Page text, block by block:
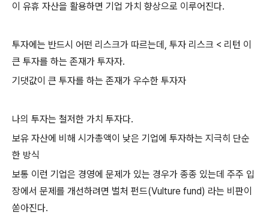
이 유휴 자산을 활용하면 기업 가치 향상으로 이루어진다.
투자에는 반드시 어떤 리스크가 따르는데, 투자 리스크 < 리턴 이
큰 투자를 하는 존재가 투자자.
기댓값이 큰 투자를 하는 존재가 우수한 투자자
나의 투자는 철저한 가치 투자다.
보유 자산에 비해 시가총액이 낮은 기업에 투자하는 지극히 단순
한 방식
보통 이런 기업은 경영에 문제가 있는 경우가 종종 있는데 주주 입
장에서 문제를 개선하려면 벌처 펀드(Vulture fund) 라는 비판이
쏟아진다.